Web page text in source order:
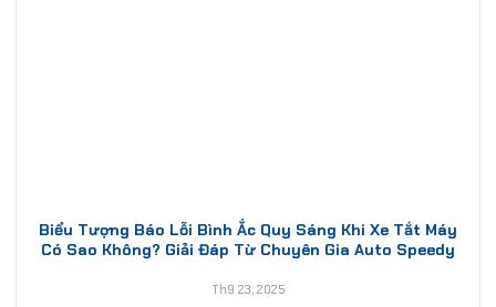
Biểu Tượng Báo Lỗi Bình Ắc Quy Sáng Khi Xe Tắt Máy
Có Sao Không? Giải Đáp Từ Chuyên Gia Auto Speedy
Th9 23, 2025